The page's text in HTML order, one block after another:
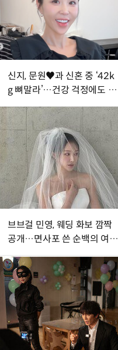
신지, 문원♥과 신혼 중 ‘42k
g 뼈말라’…건강 걱정에도 행
사 열일
브브걸 민영, 웨딩 화보 깜짝
공개…면사포 쓴 순백의 여신
[DA★]